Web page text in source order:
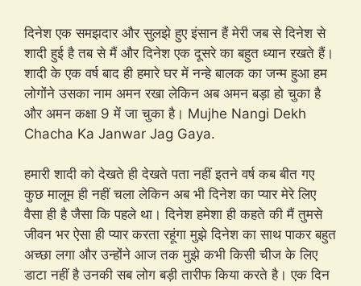
दिनेश एक समझदार और सुलझे हुए इंसान हैं मेरी जब से दिनेश से
शादी हुई है तब से मैं और दिनेश एक दूसरे का बहुत ध्यान रखते हैं।
शादी के एक वर्ष बाद ही हमारे घर में नन्हे बालक का जन्म हुआ हम
लोगोंने उसका नाम अमन रखा लेकिन अब अमन बड़ा हो चुका है
और अमन कक्षा 9 में जा चुका है। Mujhe Nangi Dekh
Chacha Ka Janwar Jag Gaya.
हमारी शादी को देखते ही देखते पता नहीं इतने वर्ष कब बीत गए
कुछ मालूम ही नहीं चला लेकिन अब भी दिनेश का प्यार मेरे लिए
वैसा ही है जैसा कि पहले था। दिनेश हमेशा ही कहते की मैं तुमसे
जीवन भर ऐसा ही प्यार करता रहूंगा मुझे दिनेश का साथ पाकर बहुत
अच्छा लगा और उन्होंने आज तक मुझे कभी किसी चीज के लिए
डाटा नहीं है उनकी सब लोग बड़ी तारीफ किया करते है। एक दिन